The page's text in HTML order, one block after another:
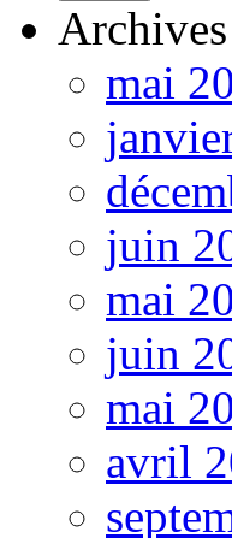
mai
juin
mai
juin
mai
avril